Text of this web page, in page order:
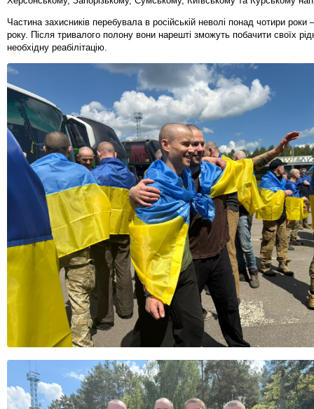
Частина захисників перебувала в російській неволі понад чотири
року. Після тривалого полону вони нарешті зможуть побачити своїх
необхідну реабілітацію.